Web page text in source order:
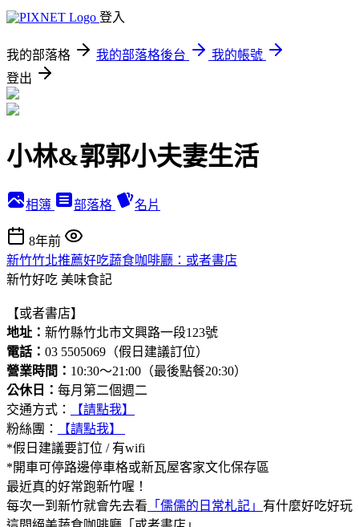
登入
我的部落格 我的部落格後台
我的帳號
登出
小林&郭郭小夫妻生活
相簿 部落格 名片
8年前
新竹竹北推薦好吃蔬食咖啡廳：或者書店
新竹好吃 美味食記
【或者書店】
地址： 新竹縣竹北市文興路一段123號
電話： 03 5505069（假日建議訂位）
營業時間： 10:30～21:00（最後點餐20:30）
公休日： 每月第二個週二
交通方式：
【請點我】
粉絲團：
【請點我】
*假日建議要訂位 / 有wifi
*開車可停路邊停車格或新瓦屋客家文化保存區
最近真的好常跑新竹喔！
每次一到新竹就會先去看 「儒儒的日常札記」 有什麼好吃好玩